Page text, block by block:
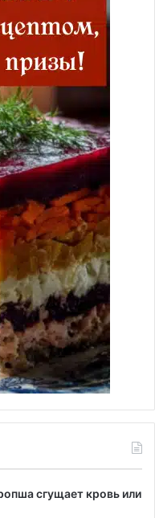
сгущает кровь или